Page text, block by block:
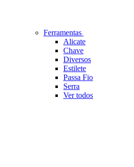
Ferramentas
Alicate
Chave
Diversos
Estilete
Passa Fio
Serra
Ver todos